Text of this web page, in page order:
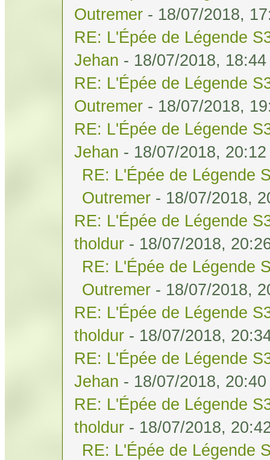
Outremer - 18/07/2018,
RE: L'Épée de Légende
Jehan - 18/07/2018, 18:44
RE: L'Épée de Légende
Outremer - 18/07/2018,
RE: L'Épée de Légende
Jehan - 18/07/2018, 20:12
RE: L'Épée de Légende
Outremer - 18/07/2018,
RE: L'Épée de Légende
tholdur - 18/07/2018,
RE: L'Épée de Légende
Outremer - 18/07/2018,
RE: L'Épée de Légende
tholdur - 18/07/2018,
RE: L'Épée de Légende
Jehan - 18/07/2018, 20:40
RE: L'Épée de Légende
tholdur - 18/07/2018,
RE: L'Épée de Légende